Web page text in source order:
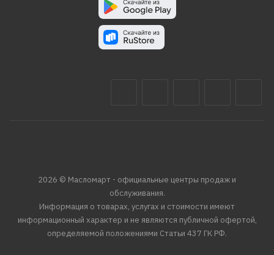
2026 © Масломарт - официальные центры продаж и
обслуживания.
Информация о товарах, услугах и стоимости имеют
информационный характер и не являются публичной офертой,
определяемой положениями Статьи 437 ГК РФ.